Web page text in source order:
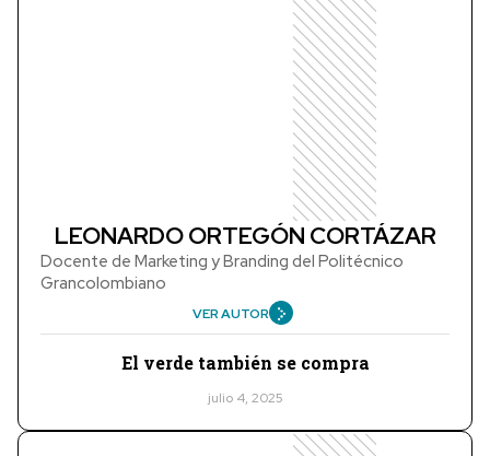
LEONARDO ORTEGÓN CORTÁZAR
Docente de Marketing y Branding del Politécnico
Grancolombiano
VER AUTOR
El verde también se compra
julio 4, 2025